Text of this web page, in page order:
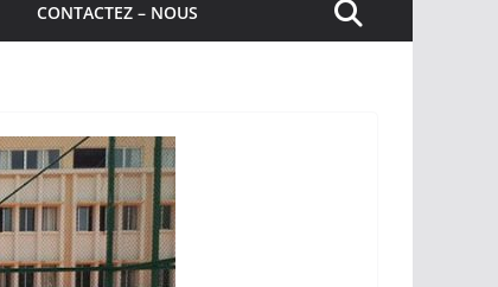
CONTACTEZ – NOUS